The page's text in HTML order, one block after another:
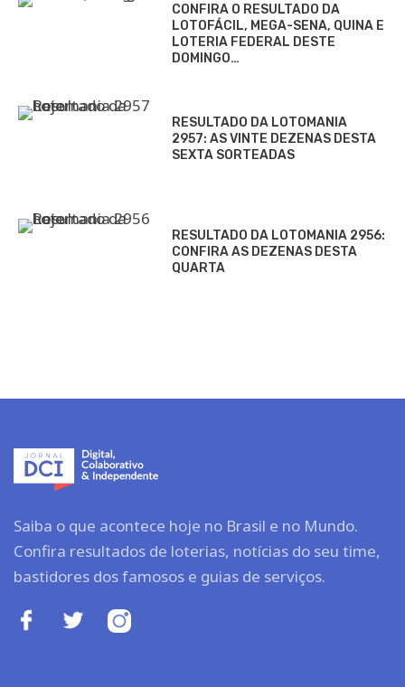
CONFIRA O RESULTADO DA
LOTOFÁCIL, MEGA-SENA, QUINA E
LOTERIA FEDERAL DESTE
DOMINGO…
RESULTADO DA LOTOMANIA
2957: AS VINTE DEZENAS DESTA
SEXTA SORTEADAS
RESULTADO DA LOTOMANIA 2956:
CONFIRA AS DEZENAS DESTA
QUARTA
Saiba o que acontece hoje no Brasil e no Mundo.
Confira resultados de loterias, notícias do seu time,
bastidores dos famosos e guias de serviços.